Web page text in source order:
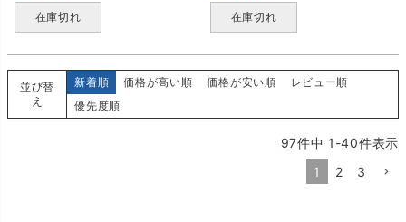
在庫切れ 在庫切れ
並び替
え
新着順 価格が高い順 価格が安い順
レビュー順
優先度順
97件中 1 -40件表示
1
2 3